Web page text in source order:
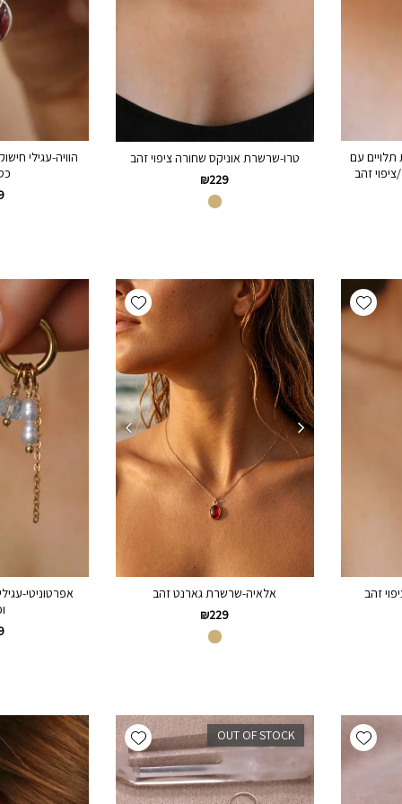
תלויים עם
טרו-שרשרת אוניקס שחורה ציפוי זהב
₪229
הוויה-עגילי
Add wishlist
זהב
Add wishlist
אלאיה-שרשרת גארנט זהב
₪229
אפרטוניטי-
Add wishlist
Add wishlist OUT OF STOCK